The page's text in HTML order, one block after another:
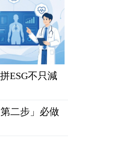
ESG不只減
二步」必做